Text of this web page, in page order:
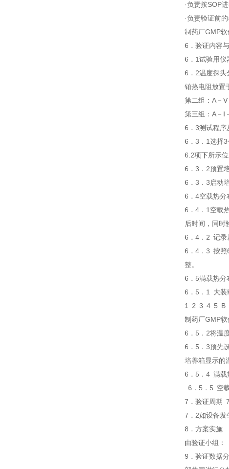
·负责按
·负责验证前
制药厂GMP
6．验证内容
6．1试验用仪
6．2温度探
铂热电阻
第二组：A
第三组：A－Ⅰ
6．3测试程序
6．3．1选择
6.2项下所示
6．3．2预置
6．3．3启动
6．4空载热分
6．4．1空载
后时间，同时
6．4．2 记录
6．4．3 按照
整。
6．5满载热分
6．5．1 大装
1 2 3 4 5 B
制药厂GMP
6．5．2将温
6．5．3预先
培养箱显示的
6．5．4 满载
6．5．5 空
7．验证周期
7．2如设备发
8．方案实
由验证小
9．验证数据